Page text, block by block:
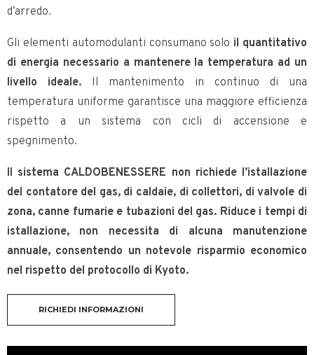
d’arredo.
Gli elementi automodulanti consumano solo il quantitativo
di energia necessario a mantenere la temperatura ad un
livello ideale. Il mantenimento in continuo di una
temperatura uniforme garantisce una maggiore efficienza
rispetto a un sistema con cicli di accensione e
spegnimento.
Il sistema CALDOBENESSERE non richiede l’istallazione
del contatore del gas, di caldaie, di collettori, di valvole di
zona, canne fumarie e tubazioni del gas. Riduce i tempi di
istallazione, non necessita di alcuna manutenzione
annuale, consentendo un notevole risparmio economico
nel rispetto del protocollo di Kyoto.
RICHIEDI INFORMAZIONI